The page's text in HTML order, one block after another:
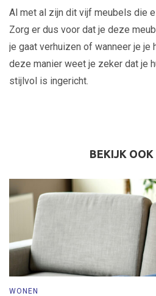
Al met al zijn dit vijf meubels die
Zorg er dus voor dat je deze
je gaat verhuizen of wanneer je je
deze manier weet je zeker dat je
stijlvol is ingericht.
BEKIJK OOK
WONEN